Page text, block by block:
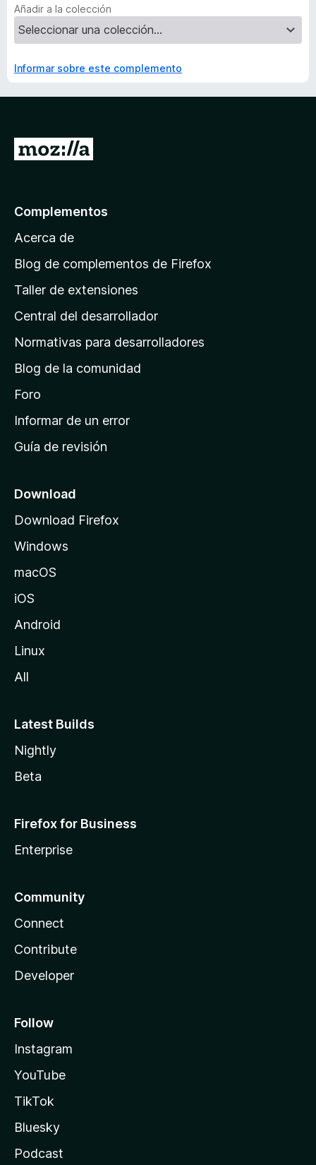
Añadir a la colección
Informar sobre este complemento
p
á
n
a
e
i
n
c
o
e
M
i
l
Complementos
Acerca de
Blog de complementos de Firefox
Taller de extensiones
Central del desarrollador
Normativas para desarrolladores
Blog de la comunidad
Foro
Informar de un error
Guía de revisión
Download
Download Firefox
Windows
macOS
iOS
Android
Linux
All
Latest Builds
Nightly
Beta
Firefox for Business
Enterprise
Community
Connect
Contribute
Developer
Follow
Instagram
YouTube
TikTok
Bluesky
Podcast